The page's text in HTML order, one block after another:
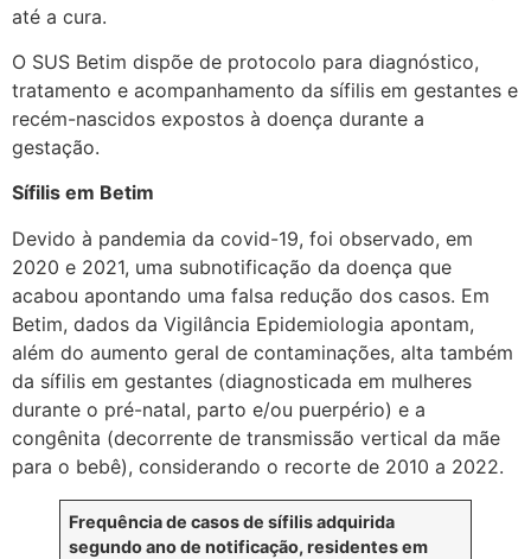
até a cura.
O SUS Betim dispõe de protocolo para diagnóstico,
tratamento e acompanhamento da sífilis em gestantes e
recém-nascidos expostos à doença durante a
gestação.
Sífilis em Betim
Devido à pandemia da covid-19, foi observado, em
2020 e 2021, uma subnotificação da doença que
acabou apontando uma falsa redução dos casos. Em
Betim, dados da Vigilância Epidemiologia apontam,
além do aumento geral de contaminações, alta também
da sífilis em gestantes (diagnosticada em mulheres
durante o pré-natal, parto e/ou puerpério) e a
congênita (decorrente de transmissão vertical da mãe
para o bebê), considerando o recorte de 2010 a 2022.
Frequência de casos de sífilis adquirida
segundo ano de notificação, residentes em